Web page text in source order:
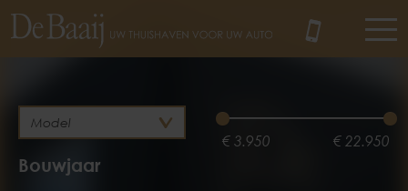
€ 3.950 € 22.950
Bouwjaar